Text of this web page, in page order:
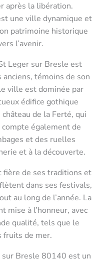
après la libération.
une ville dynamique et
patrimoine historique
l’avenir.
Leger sur Bresle est
témoins de son
ville est dominée par
édifice gothique
de la Ferté, qui
également de
et des ruelles
et à la découverte.
fière de ses traditions et
dans ses festivals,
au long de l’année. La
mise à l’honneur, avec
qualité, tels que le
fruits de mer.
sur Bresle 80140 est un